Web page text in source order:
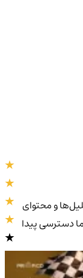
و محتوای
دسترسی پیدا